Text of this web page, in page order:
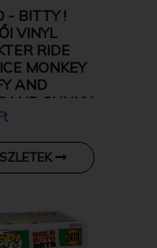
- BITTY !
VINYL
RIDE
MONKEY
AND
SUNNY